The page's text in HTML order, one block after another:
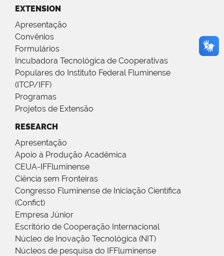
EXTENSION
Apresentação
Convênios
Formulários
Incubadora Tecnológica de Cooperativas
Populares do Instituto Federal Fluminense
(ITCP/IFF)
Programas
Projetos de Extensão
RESEARCH
Apresentação
Apoio à Produção Acadêmica
CEUA-IFFluminense
Ciência sem Fronteiras
Congresso Fluminense de Iniciação Científica
(Confict)
Empresa Júnior
Escritório de Cooperação Internacional
Núcleo de Inovação Tecnológica (NIT)
Núcleos de pesquisa do IFFluminense